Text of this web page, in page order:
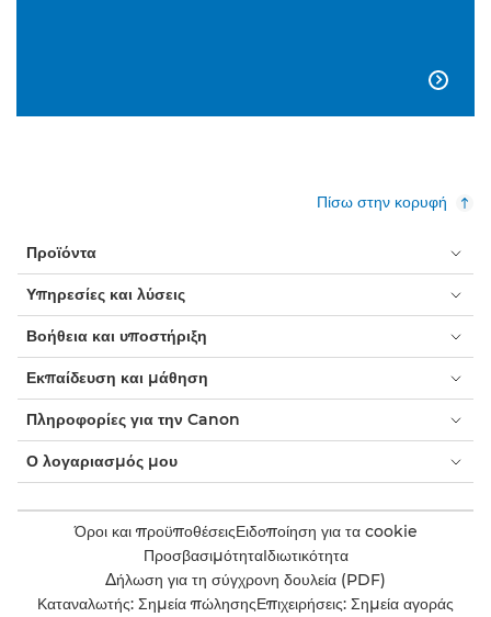

Πίσω στην κορυφή
Προϊόντα
Υπηρεσίες και λύσεις
Βοήθεια και υποστήριξη
Εκπαίδευση και μάθηση
Πληροφορίες για την Canon
Ο λογαριασμός μου
Όροι και προϋποθέσειςΕιδοποίηση για τα cookie
ΠροσβασιμότηταΙδιωτικότητα
Δήλωση για τη σύγχρονη δουλεία (PDF)
Καταναλωτής: Σημεία πώλησηςΕπιχειρήσεις: Σημεία αγοράς